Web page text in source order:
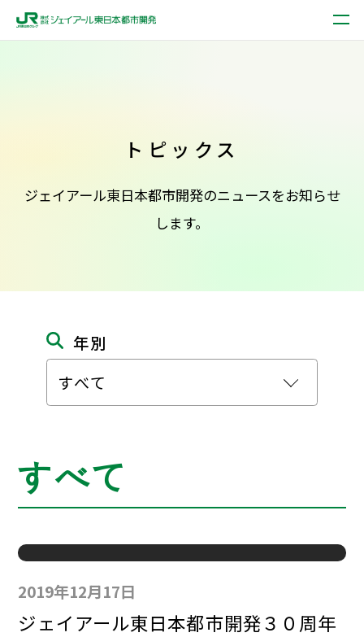
トピックス
ジェイアール東日本都市開発のニュースをお知らせ
します。
年別
すべて
2019年12月17日
ジェイアール東日本都市開発３０周年